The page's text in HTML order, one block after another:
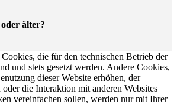
älter?
die für den technischen Betrieb der
und stets gesetzt werden. Andere Cookies,
dieser Website erhöhen, der
die Interaktion mit anderen Websites
vereinfachen sollen, werden nur mit Ihrer